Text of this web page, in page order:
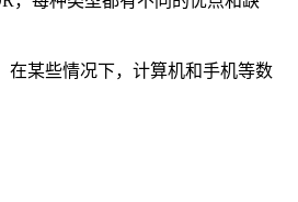
在某些情况下，计算机和手机等数